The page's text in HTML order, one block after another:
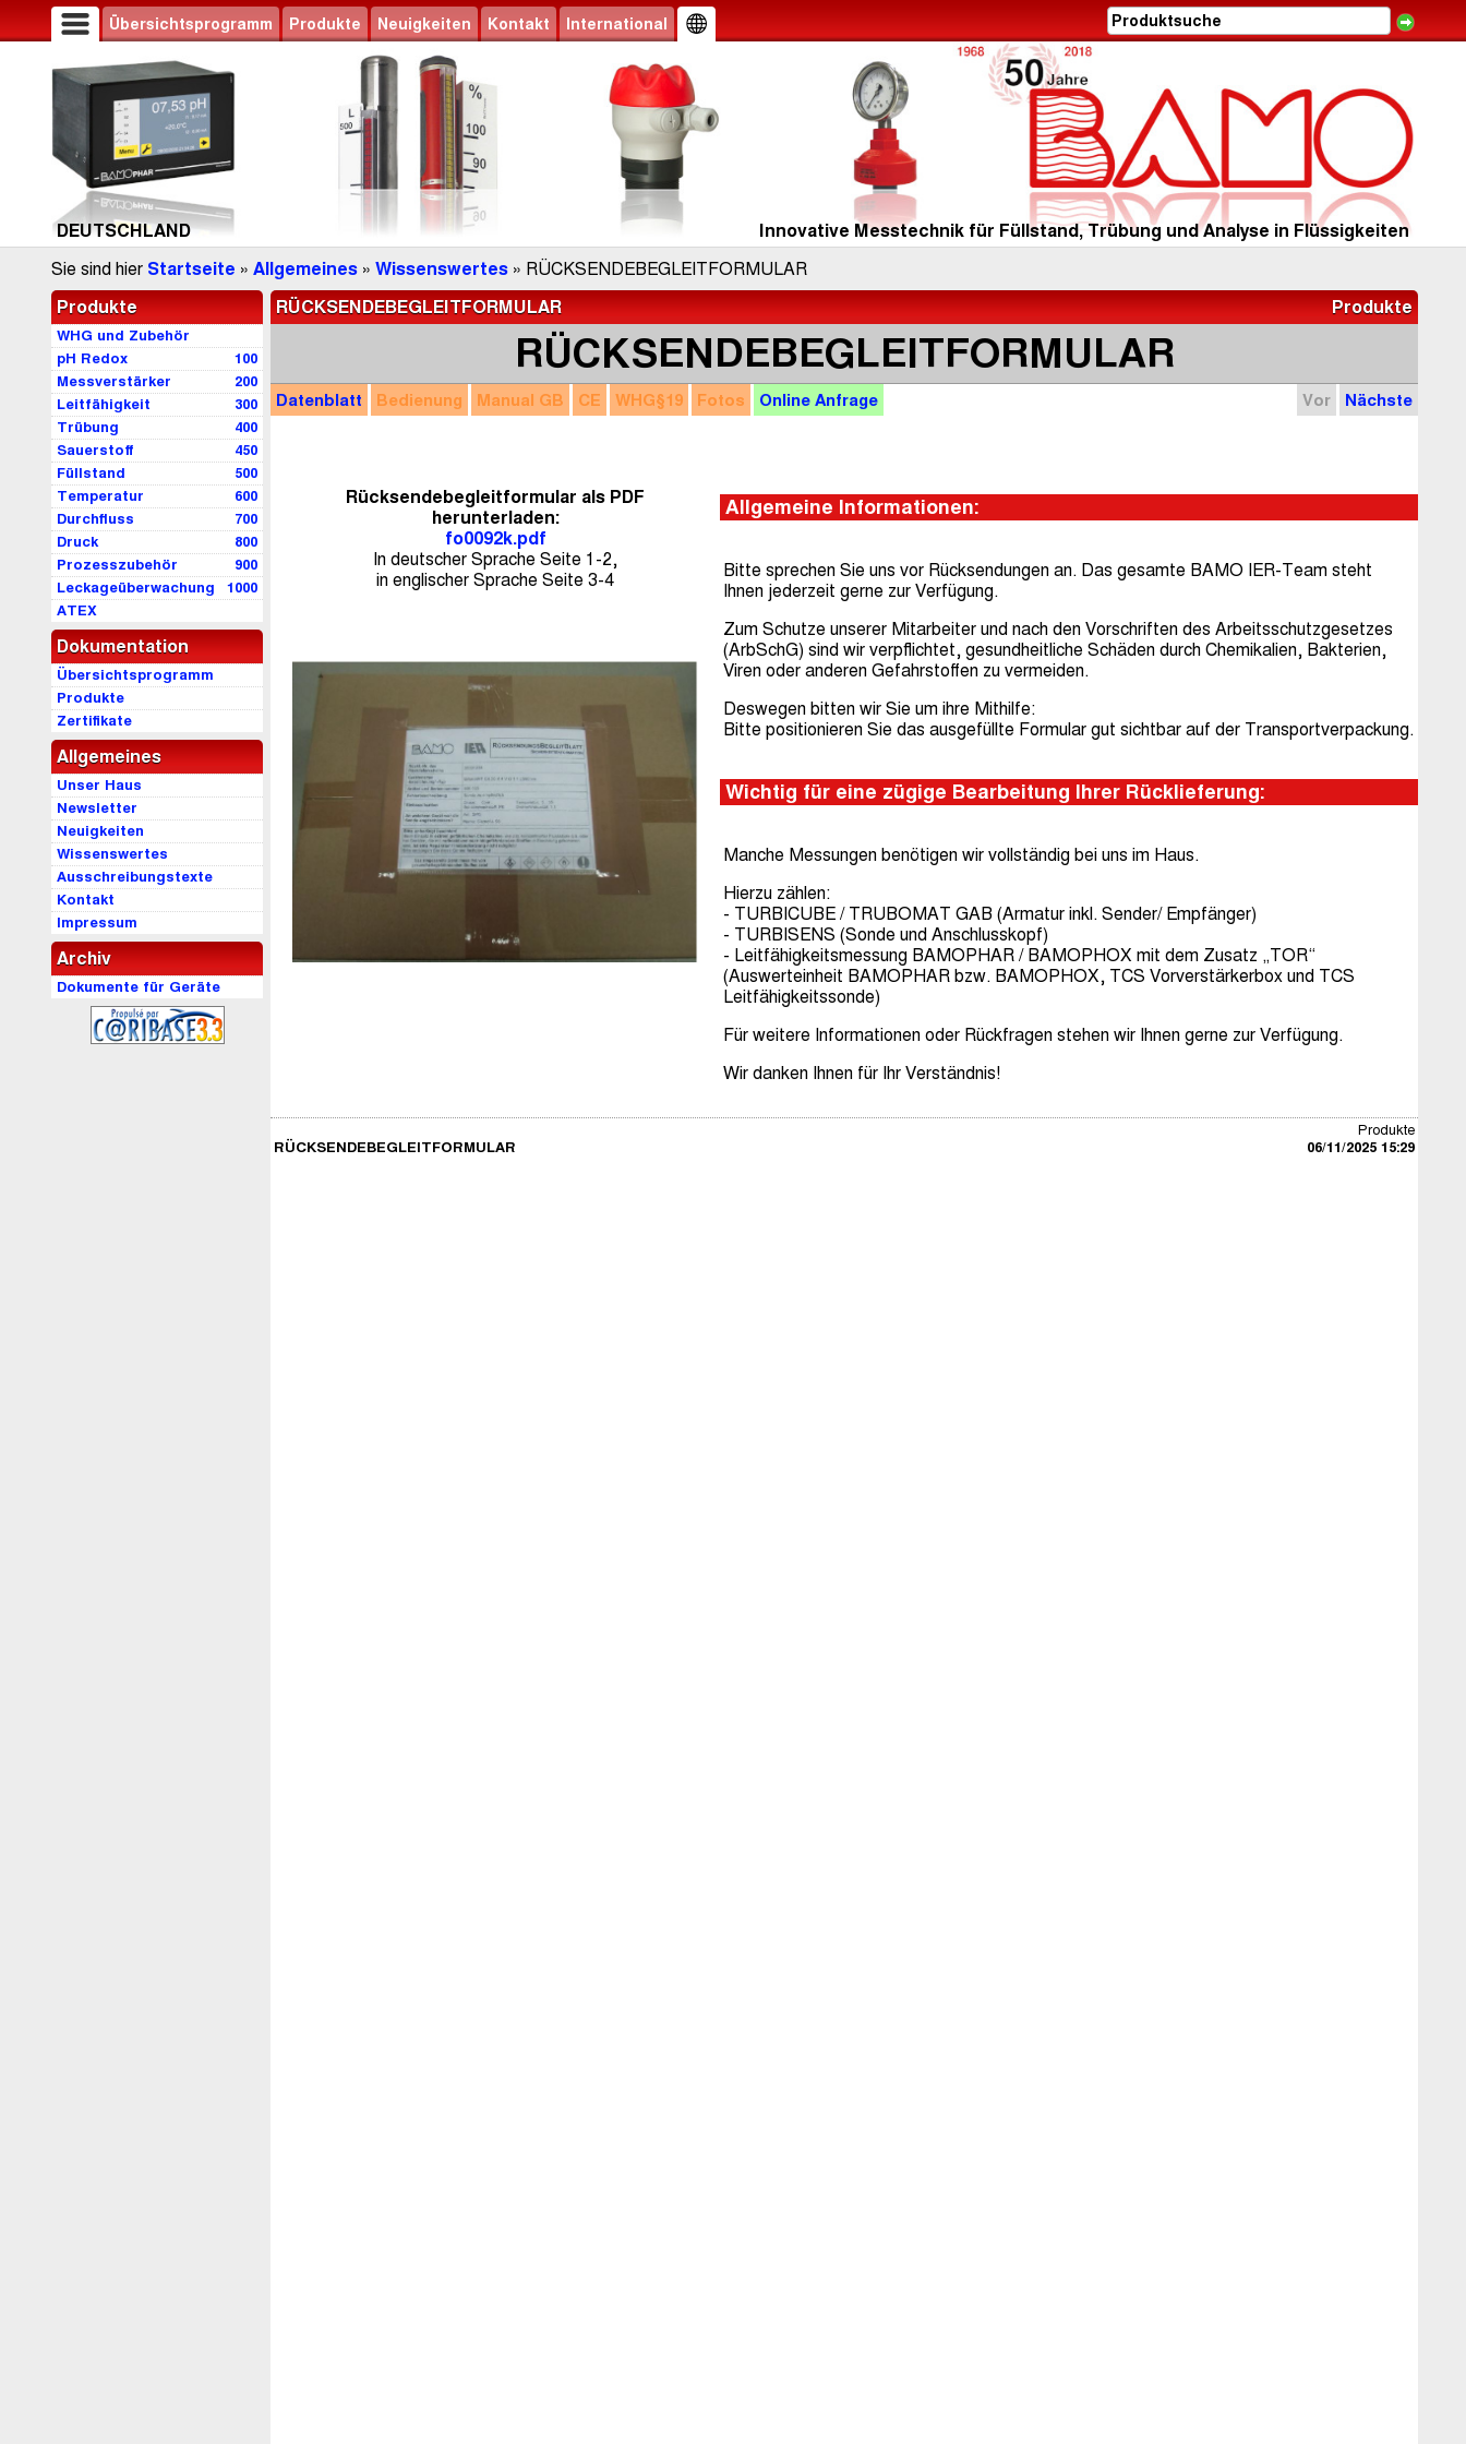
Übersichtsprogramm Produkte Neuigkeiten Kontakt International
DEUTSCHLAND Innovative Messtechnik für Füllstand, Trübung und Analyse in Flüssigkeiten
Sie sind hier Startseite » Allgemeines » Wissenswertes » RÜCKSENDEBEGLEITFORMULAR
Produkte
WHG und Zubehör
100
pH Redox
200
Messverstärker
300
Leitfähigkeit
400
Trübung
450
Sauerstoff
500
Füllstand
600
Temperatur
700
Durchfluss
800
Druck
900
Prozesszubehör
1000
Leckageüberwachung
ATEX
Dokumentation
Übersichtsprogramm
Produkte
Zertifikate
Allgemeines
Unser Haus
Newsletter
Neuigkeiten
Wissenswertes
Ausschreibungstexte
Kontakt
Impressum
Archiv
Dokumente für Geräte
Produkte
RÜCKSENDEBEGLEITFORMULAR
RÜCKSENDEBEGLEITFORMULAR
Vor Nächste
Datenblatt Bedienung Manual GB CE WHG§19 Fotos Online Anfrage
Rücksendebegleitformular als PDF
herunterladen:
fo0092k.pdf
In deutscher Sprache Seite 1-2,
in englischer Sprache Seite 3-4
Allgemeine Informationen:
Bitte sprechen Sie uns vor Rücksendungen an. Das gesamte BAMO IER-Team steht
Ihnen jederzeit gerne zur Verfügung.
Zum Schutze unserer Mitarbeiter und nach den Vorschriften des Arbeitsschutzgesetzes
(ArbSchG) sind wir verpflichtet, gesundheitliche Schäden durch Chemikalien, Bakterien,
Viren oder anderen Gefahrstoffen zu vermeiden.
Deswegen bitten wir Sie um ihre Mithilfe:
Bitte positionieren Sie das ausgefüllte Formular gut sichtbar auf der Transportverpackung.
Wichtig für eine zügige Bearbeitung Ihrer Rücklieferung:
Manche Messungen benötigen wir vollständig bei uns im Haus.
Hierzu zählen:
- TURBICUBE / TRUBOMAT GAB (Armatur inkl. Sender/ Empfänger)
- TURBISENS (Sonde und Anschlusskopf)
- Leitfähigkeitsmessung BAMOPHAR / BAMOPHOX mit dem Zusatz „TOR“
(Auswerteinheit BAMOPHAR bzw. BAMOPHOX, TCS Vorverstärkerbox und TCS
Leitfähigkeitssonde)
Für weitere Informationen oder Rückfragen stehen wir Ihnen gerne zur Verfügung.
Wir danken Ihnen für Ihr Verständnis!
Produkte
06/11/2025 15:29
RÜCKSENDEBEGLEITFORMULAR